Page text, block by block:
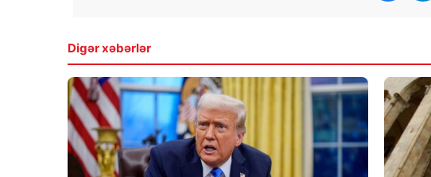
Digər xəbərlər